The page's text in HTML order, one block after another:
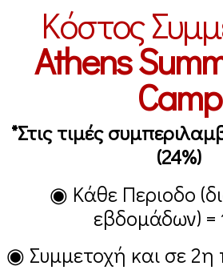
Κόστος
Athens
Camp
*Στις τιμές
(24%)
◉ Κάθε Περιοδο
εβδομάδων) =
◉ Συμμετοχή και σε 2η